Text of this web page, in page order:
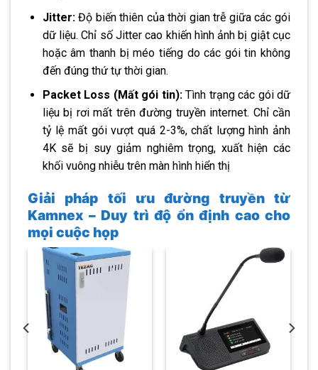
Jitter:Độ biến thiên của thời gian trễ giữa các gói
dữ liệu. Chỉ số Jitter cao khiến hình ảnh bị giật cục
hoặc âm thanh bị méo tiếng do các gói tin không
đến đúng thứ tự thời gian.
Packet Loss (Mất gói tin):Tình trạng các gói dữ
liệu bị rơi mất trên đường truyền internet. Chỉ cần
tỷ lệ mất gói vượt quá 2-3%, chất lượng hình ảnh
4K sẽ bị suy giảm nghiêm trọng, xuất hiện các
khối vuông nhiễu trên màn hình hiển thị
Giải pháp tối ưu đường truyền từ
Kamnex – Duy trì độ ổn định cao cho
mọi cuộc họp